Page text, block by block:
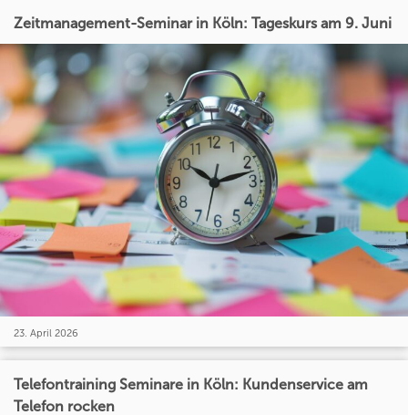
Zeitmanagement-Seminar in Köln: Tageskurs am 9. Juni
23. April 2026
Telefontraining Seminare in Köln: Kundenservice am
Telefon rocken